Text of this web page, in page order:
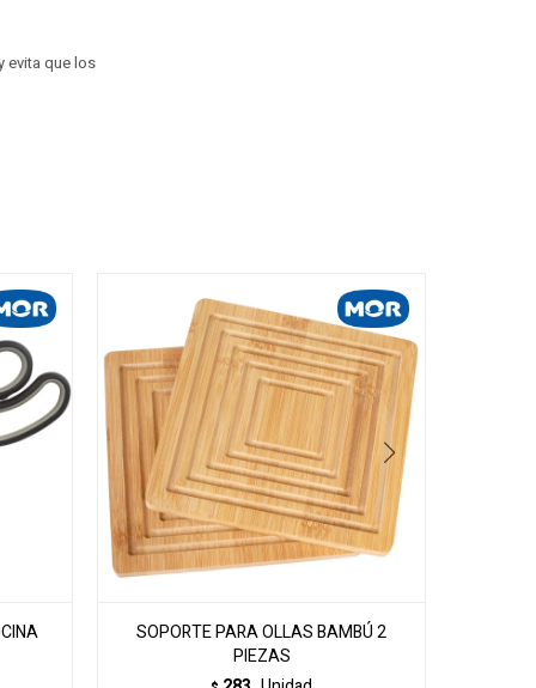
evita que los
SOPORTE PARA OLLAS BAMBÚ 2
PIEZAS